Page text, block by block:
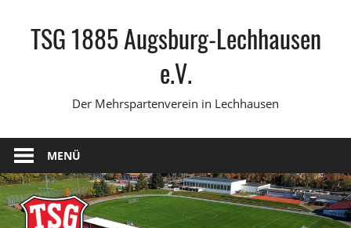
springenTSG 1885 Augsburg-Lechhausen
e.V.
Der Mehrspartenverein in Lechhausen
MENÜ